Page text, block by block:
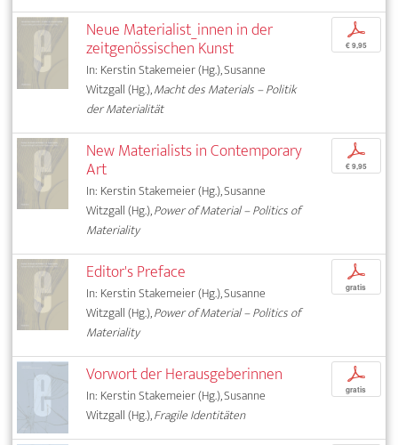
Neue Materialist_innen in der
zeitgenössischen Kunst
In: Kerstin Stakemeier (Hg.), Susanne
Witzgall (Hg.),Macht des Materials – Politik
der Materialität
p
€ 9,95
New Materialists in Contemporary
Art
In: Kerstin Stakemeier (Hg.), Susanne
Witzgall (Hg.),Power of Material – Politics of
Materiality
p
€ 9,95
Editor's Preface
In: Kerstin Stakemeier (Hg.), Susanne
Witzgall (Hg.),Power of Material – Politics of
Materiality
p
gratis
Vorwort der Herausgeberinnen
In: Kerstin Stakemeier (Hg.), Susanne
Witzgall (Hg.),Fragile Identitäten
p
gratis